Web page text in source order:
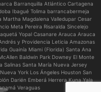
Barranquilla Atlántico Cartagena
Ibagué Tolima barrancabermeja
Magdalena Valledupar Cesar
Meta Pereira Risaralda Sincelejo
Yopal Casanare Arauca Arauca
y Providencia Leticia Amazonas
Guainía Miami (Florida) Santa Ana
Baldwin Park Downey El Monte
Salinas Santa María Nueva Jersey
York Los Ángeles Houston San
Darién Emberá Herrera Kuna Yala
Veraguas